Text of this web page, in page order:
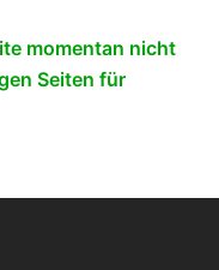
momentan nicht
Seiten für